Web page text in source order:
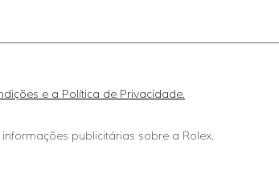
e a Política de Privacidade.
publicitárias sobre a Rolex.